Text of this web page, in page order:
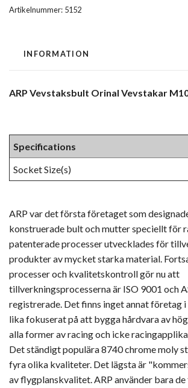
Artikelnummer: 5152
INFORMATION
ARP Vevstaksbult Orinal Vevstakar
Specifications
Socket Size(s)
ARP var det första företaget som
konstruerade bult och mutter speciellt för
patenterade processer utvecklades för
produkter av mycket starka material.
processer och kvalitetskontroll gör nu att
tillverkningsprocesserna är ISO 9001 och
registrerade. Det finns inget annat företag i
lika fokuserat på att bygga hårdvara av
alla former av racing och icke
Det ständigt populära 8740 chrome moly
fyra olika kvaliteter. Det lägsta är
av flygplanskvalitet. ARP använder bara